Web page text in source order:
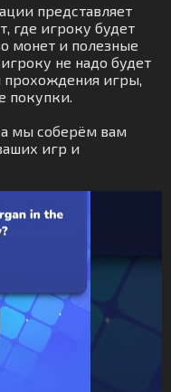
представляет
где игроку будет
монет и полезные
не надо будет
прохождения игры,
покупки.
а мы соберём вам
игр и